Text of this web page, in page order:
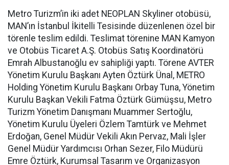
Metro Turizm’in iki adet NEOPLAN Skyliner otobüsü,
MAN’ın İstanbul İkitelli Tesisinde düzenlenen özel bir
törenle teslim edildi. Teslimat törenine MAN Kamyon
ve Otobüs Ticaret A.Ş. Otobüs Satış Koordinatörü
Emrah Albustanoğlu ev sahipliği yaptı. Törene AVTER
Yönetim Kurulu Başkanı Ayten Öztürk Ünal, METRO
Holding Yönetim Kurulu Başkanı Orbay Tuna, Yönetim
Kurulu Başkan Vekili Fatma Öztürk Gümüşsu, Metro
Turizm Yönetim Danışmanı Muammer Sertoğlu,
Yönetim Kurulu Üyeleri Özlem Tamtürk ve Mehmet
Erdoğan, Genel Müdür Vekili Akın Pervaz, Mali İşler
Genel Müdür Yardımcısı Orhan Sezer, Filo Müdürü
Emre Öztürk, Kurumsal Tasarım ve Organizasyon